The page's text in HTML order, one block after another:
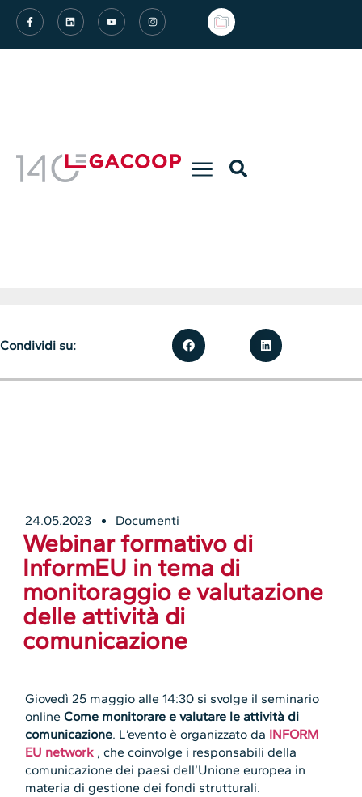
24.05.2023 Documenti
Webinar formativo di
InformEU in tema di
monitoraggio e valutazione
delle attività di
comunicazione
Giovedì 25 maggio alle 14:30 si svolge il seminario
onlineCome monitorare e valutare le attività di
comunicazione. L’evento è organizzato da INFORM
EU network , che coinvolge i responsabili della
comunicazione dei paesi dell’Unione europea in
materia di gestione dei fondi strutturali.
Condividi su: